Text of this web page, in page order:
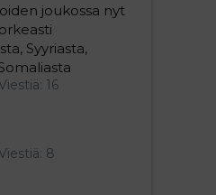
joukossa nyt
Syyriasta,
16
8